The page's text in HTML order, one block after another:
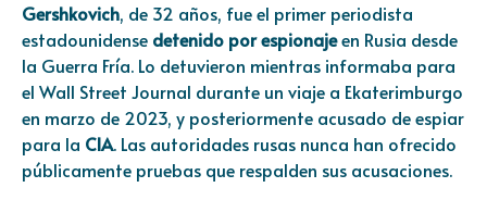
Gershkovich, de 32 años, fue el primer periodista
estadounidense detenido por espionajeen Rusia desde
la Guerra Fría. Lo detuvieron mientras informaba para
el Wall Street Journal durante un viaje a Ekaterimburgo
en marzo de 2023, y posteriormente acusado de espiar
para la CIA. Las autoridades rusas nunca han ofrecido
públicamente pruebas que respalden sus acusaciones.